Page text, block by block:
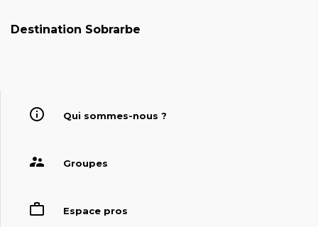
Destination Sobrarbe
Qui sommes-nous ?
Groupes
Espace pros